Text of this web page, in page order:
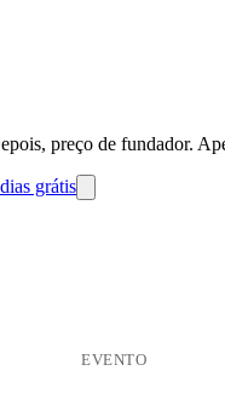
preço de fundador.
grátis
EVENTO